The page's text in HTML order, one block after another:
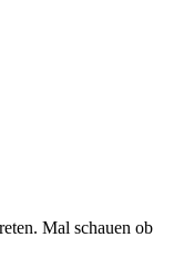
Mal schauen ob